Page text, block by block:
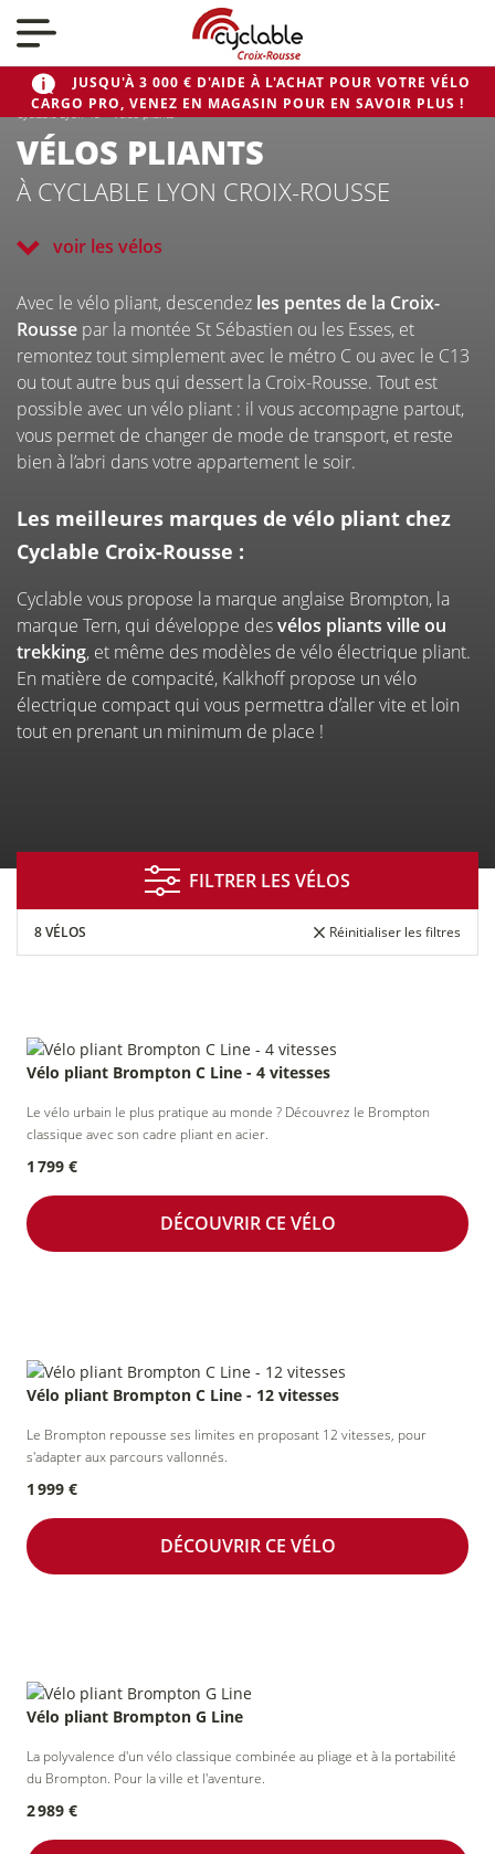
JUSQU'À 3 000 € D'AIDE À L'ACHAT POUR VOTRE VÉLO
CARGO PRO, VENEZ EN MAGASIN POUR EN SAVOIR PLUS !
Nos actualités
Nos vélos
Qui sommes-nous ?
Nous contacter
CYCLABLE
À CYCLABLE LYON CROIX-
ROUSSE
VÉLOS PLIANTS
À CYCLABLE LYON CROIX-ROUSSE
Avec le vélo pliant, descendez les pentes de la Croix-
Rousse par la montée St Sébastien ou les Esses, et
remontez tout simplement avec le métro C ou avec le C13
ou tout autre bus qui dessert la Croix-Rousse. Tout est
possible avec un vélo pliant : il vous accompagne partout,
vous permet de changer de mode de transport, et reste
bien à l’abri dans votre appartement le soir.
Les meilleures marques de vélo pliant chez
Cyclable Croix-Rousse :
Cyclable vous propose la marque anglaise Brompton, la
marque Tern, qui développe desvélos pliants ville ou
trekking, et même des modèles de vélo électrique pliant.
En matière de compacité, Kalkhoff propose un vélo
électrique compact qui vous permettra d’aller vite et loin
tout en prenant un minimum de place !
voir les vélos
Cyclable Lyon 4e>Vélos pliants
FILTRER LES VÉLOS
8 VÉLOS Réinitialiser les filtres
Vélo pliant Brompton C Line - 4 vitesses
Le vélo urbain le plus pratique au monde ? Découvrez le Brompton
classique avec son cadre pliant en acier.
1 799 €
DÉCOUVRIR CE VÉLO
Vélo pliant Brompton C Line - 12 vitesses
Le Brompton repousse ses limites en proposant 12 vitesses, pour
s'adapter aux parcours vallonnés.
1 999 €
DÉCOUVRIR CE VÉLO
Vélo pliant Brompton G Line
La polyvalence d'un vélo classique combinée au pliage et à la portabilité
du Brompton. Pour la ville et l'aventure.
2 989 €